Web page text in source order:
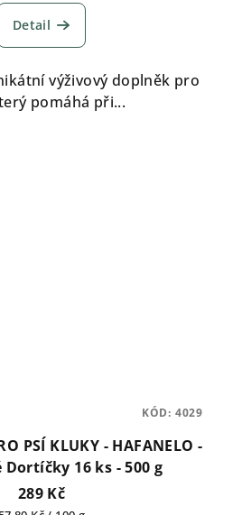
Detail
výživový doplněk pro
pomáhá při...
PSÍ KLUKY - HAFANELO -
16 ks - 500 g
289 Kč
KÓD: 4029